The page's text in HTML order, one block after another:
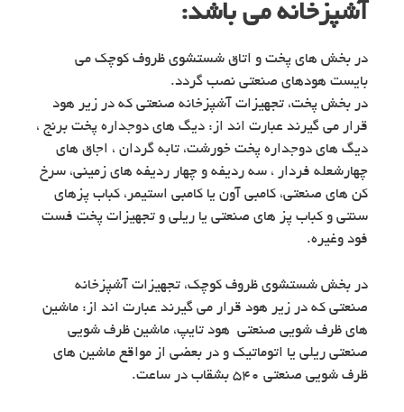
آشپزخانه می باشد:
در بخش های پخت و اتاق شستشوی ظروف کوچک می
بایست هودهای صنعتی نصب گردد.
در بخش پخت، تجهیزات آشپزخانه صنعتی که در زیر هود
قرار می گیرند عبارت اند از: دیگ های دوجداره پخت برنج ،
دیگ های دوجداره پخت خورشت، تابه گردان ، اجاق های
چهارشعله فردار ، سه ردیفه و چهار ردیفه های زمینی، سرخ
کن های صنعتی، کامبی آون یا کامبی استیمر، کباب پزهای
سنتی و کباب پز های صنعتی یا ریلی و تجهیزات پخت فست
فود وغیره.
در بخش شستشوی ظروف کوچک، تجهیزات آشپزخانه
صنعتی که در زیر هود قرار می گیرند عبارت اند از: ماشین
های ظرف شویی صنعتی هود تایپ، ماشین ظرف شویی
صنعتی ریلی یا اتوماتیک و در بعضی از مواقع ماشین های
ظرف شویی صنعتی ۵۴۰ بشقاب در ساعت.